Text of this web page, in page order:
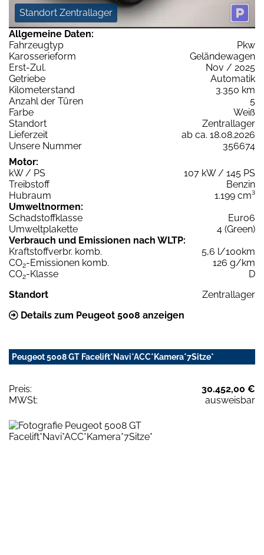
Standort Zentrallager
Allgemeine Daten:
Fahrzeugtyp
Pkw
Karosserieform
Geländewagen
Erst-Zul.
Nov / 2025
Getriebe
Automatik
Kilometerstand
3.350 km
Anzahl der Türen
5
Farbe
Weiß
Standort
Zentrallager
Lieferzeit
ab ca. 18.08.2026
Unsere Nummer
356674
Motor:
kW / PS
107 kW / 145 PS
Treibstoff
Benzin
Hubraum
1.199 cm³
Umweltnormen:
Schadstoffklasse
Euro6
Umweltplakette
4 (Green)
Verbrauch und Emissionen nach WLTP:
Kraftstoffverbr. komb.
5,6 l/100km
CO2-Emissionen komb.
126 g/km
CO2-Klasse
D
Standort
Zentrallager
Details zum Peugeot 5008 anzeigen
Peugeot 5008 GT Facelift*Navi*ACC*Kamera*7Sitze*
Preis:
30.452,00 €
MWSt:
ausweisbar